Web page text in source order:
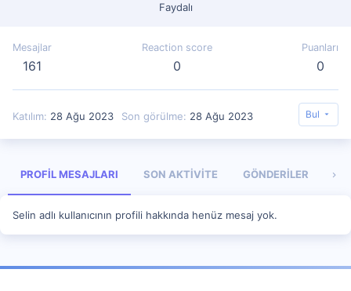
Faydalı
Mesajlar
161
Reaction score
0
Puanları
0
Katılım 28 Ağu 2023 Son görülme 28 Ağu 2023 Bul
PROFIL MESAJLARI SON AKTIVITE GÖNDERILER
Selin adlı kullanıcının profili hakkında henüz mesaj yok.